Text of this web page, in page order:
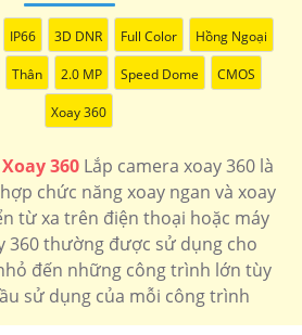
2k thiết kế tinh tế dễ dàng sử dụngKN-H41P
360 CHÍNH HÃNG
2 loại sử dụng cho công trình gia
wifi và micro ngoài ra camera có
thường sử dụng cho công trình
tích hợp zoom quang
xoay 360 wifi
xoay 360 Kbvision
IP66 3D DNR Full Color Hồng Ngoại
Thân 2.0 MP Speed Dome CMOS
Xoay 360
360 Lắp camera xoay 360 là
chức năng xoay ngan và xoay
từ xa trên điện thoại hoặc máy
360 thường được sử dụng cho
đến những công trình lớn tùy
sử dụng của mỗi công trình